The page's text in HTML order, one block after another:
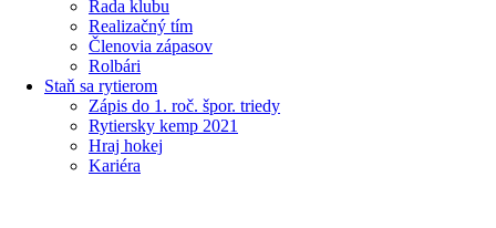
Rada klubu
Realizačný tím
Členovia zápasov
Rolbári
Staň sa rytierom
Zápis do 1. roč. špor. triedy
Rytiersky kemp 2021
Hraj hokej
Kariéra